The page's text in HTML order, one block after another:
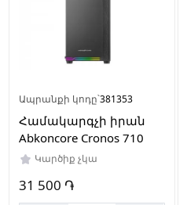
Ապրանքի կոդը՝381353
Համակարգչի իրան
Abkoncore Cronos 710
Կարծիք չկա
31 500 ֏